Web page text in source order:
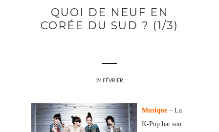
QUOI DE NEUF EN
CORÉE DU SUD ? (1/3)
24 FÉVRIER
Musique – La
K-Pop bat son